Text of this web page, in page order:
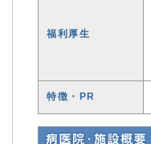
福利厚生
特徴・PR